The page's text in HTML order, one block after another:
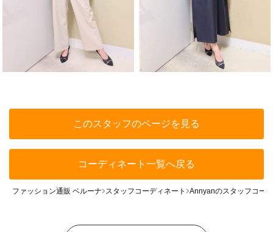
このスタッフのページを見る
コーディネート一覧へ戻る
ファッション通販 ベルーナ スタッフコーディネート Annyanのスタッフコー